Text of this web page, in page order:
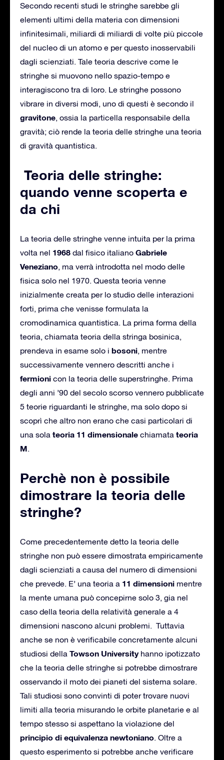
Secondo recenti studi le stringhe sarebbe gli
elementi ultimi della materia con dimensioni
infinitesimali, miliardi di miliardi di volte più piccole
del nucleo di un atomo e per questo inosservabili
dagli scienziati. Tale teoria descrive come le
stringhe si muovono nello spazio-tempo e
interagiscono tra di loro. Le stringhe possono
vibrare in diversi modi, uno di questi è secondo il
gravitone, ossia la particella responsabile della
gravità; ciò rende la teoria delle stringhe una teoria
di gravità quantistica.
Teoria delle stringhe:
quando venne scoperta e
da chi
La teoria delle stringhe venne intuita per la prima
volta nel 1968 dal fisico italiano Gabriele
Veneziano, ma verrà introdotta nel modo delle
fisica solo nel 1970. Questa teoria venne
inizialmente creata per lo studio delle interazioni
forti, prima che venisse formulata la
cromodinamica quantistica. La prima forma della
teoria, chiamata teoria della stringa bosinica,
prendeva in esame solo i bosoni, mentre
successivamente vennero descritti anche i
fermioni con la teoria delle superstringhe. Prima
degli anni ’90 del secolo scorso vennero pubblicate
5 teorie riguardanti le stringhe, ma solo dopo si
scoprì che altro non erano che casi particolari di
una sola teoria 11 dimensionale chiamata teoria
M.
Perchè non è possibile
dimostrare la teoria delle
stringhe?
Come precedentemente detto la teoria delle
stringhe non può essere dimostrata empiricamente
dagli scienziati a causa del numero di dimensioni
che prevede. E’ una teoria a 11 dimensioni mentre
la mente umana può concepirne solo 3, gia nel
caso della teoria della relatività generale a 4
dimensioni nascono alcuni problemi. Tuttavia
anche se non è verificabile concretamente alcuni
studiosi della Towson Universityhanno ipotizzato
che la teoria delle stringhe si potrebbe dimostrare
osservando il moto dei pianeti del sistema solare.
Tali studiosi sono convinti di poter trovare nuovi
limiti alla teoria misurando le orbite planetarie e al
tempo stesso si aspettano la violazione del
principio di equivalenza newtoniano. Oltre a
questo esperimento si potrebbe anche verificare